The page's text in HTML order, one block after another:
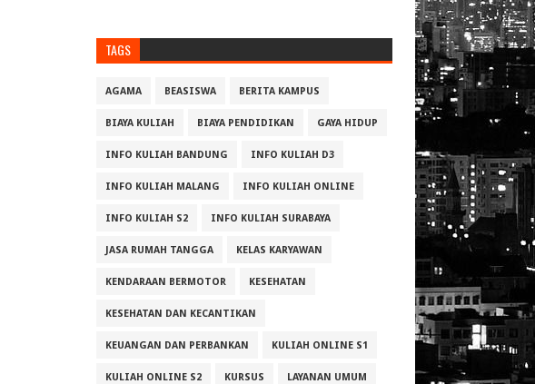
TAGS
AGAMA BEASISWA BERITA KAMPUS
BIAYA KULIAH BIAYA PENDIDIKAN GAYA HIDUP
INFO KULIAH BANDUNG INFO KULIAH D3
INFO KULIAH MALANG INFO KULIAH ONLINE
INFO KULIAH S2 INFO KULIAH SURABAYA
JASA RUMAH TANGGA KELAS KARYAWAN
KENDARAAN BERMOTOR KESEHATAN
KESEHATAN DAN KECANTIKAN
KEUANGAN DAN PERBANKAN KULIAH ONLINE S1
KULIAH ONLINE S2 KURSUS LAYANAN UMUM